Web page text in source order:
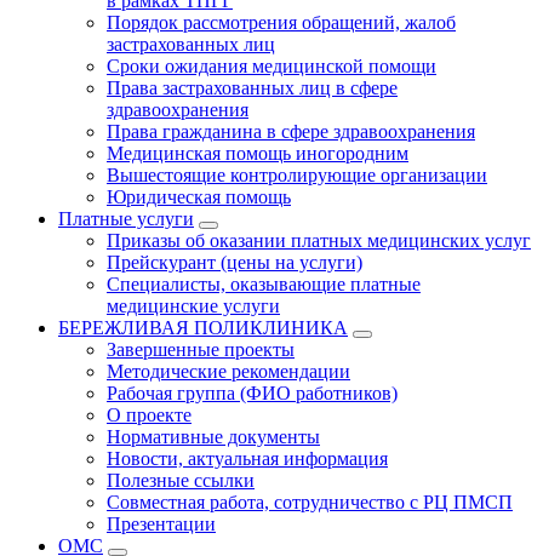
Порядок рассмотрения обращений, жалоб
застрахованных лиц
Сроки ожидания медицинской помощи
Права застрахованных лиц в сфере
здравоохранения
Права гражданина в сфере здравоохранения
Медицинская помощь иногородним
Вышестоящие контролирующие организации
Юридическая помощь
Платные услуги
Приказы об оказании платных медицинских услуг
Прейскурант (цены на услуги)
Специалисты, оказывающие платные
медицинские услуги
БЕРЕЖЛИВАЯ ПОЛИКЛИНИКА
Завершенные проекты
Методические рекомендации
Рабочая группа (ФИО работников)
О проекте
Нормативные документы
Новости, актуальная информация
Полезные ссылки
Совместная работа, сотрудничество с РЦ ПМСП
Презентации
ОМС